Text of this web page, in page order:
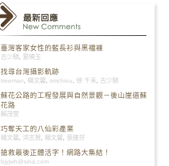
臺灣客家女性的藍長衫與黑襠褲
古少騏 夏曉玉
找尋台灣攝影軌跡
treeman 楊文馨 smchiou 徐 千禾 古少騏
蘇花公路的工程發展與自然景觀－後山崖道蘇
花路
賴茂萱
巧奪天工的八仙彩產業
楊文馨 洪志賢 楊文馨 張連芬
搶救最後正體活字！網路大集結！
bjyjwh@sina.com